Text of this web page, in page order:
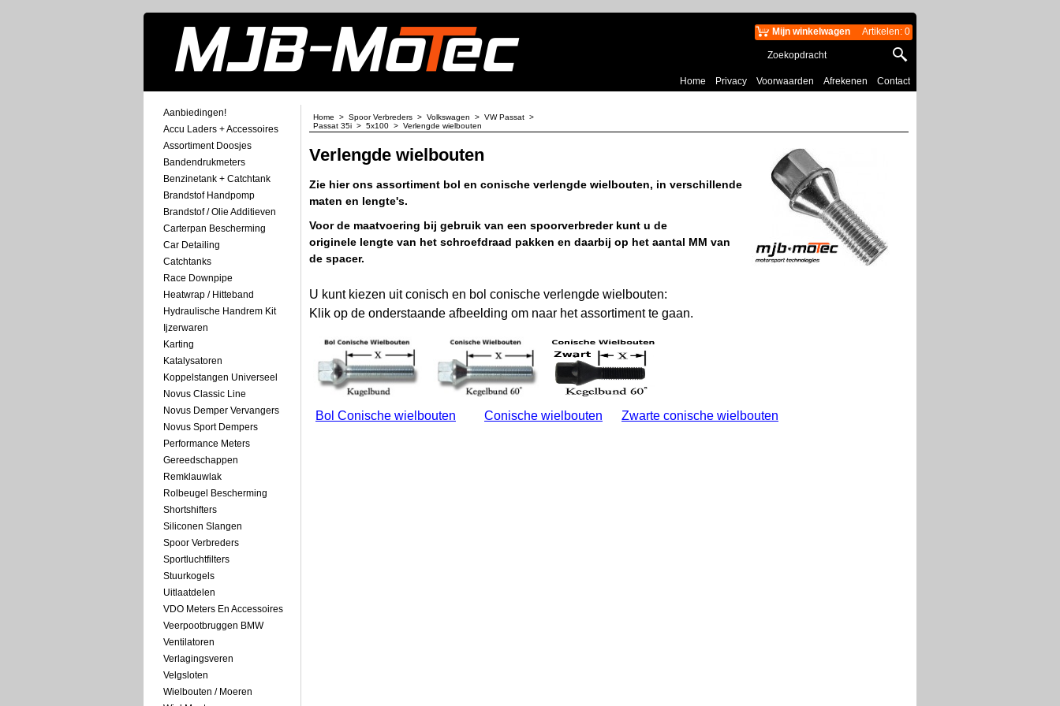
Mijn winkelwagen Artikelen: 0
Home Privacy Voorwaarden Afrekenen Contact
Aanbiedingen!
Accu Laders + Accessoires
Assortiment Doosjes
Bandendrukmeters
Benzinetank + Catchtank
Brandstof Handpomp
Brandstof / Olie Additieven
Carterpan Bescherming
Car Detailing
Catchtanks
Race Downpipe
Heatwrap / Hitteband
Hydraulische Handrem Kit
Ijzerwaren
Karting
Katalysatoren
Koppelstangen Universeel
Novus Classic Line
Novus Demper Vervangers
Novus Sport Dempers
Performance Meters
Gereedschappen
Remklauwlak
Rolbeugel Bescherming
Shortshifters
Siliconen Slangen
Spoor Verbreders
Sportluchtfilters
Stuurkogels
Uitlaatdelen
VDO Meters En Accessoires
Veerpootbruggen BMW
Ventilatoren
Verlagingsveren
Velgsloten
Wielbouten / Moeren
Home > Spoor Verbreders > Volkswagen > VW Passat >
Passat 35i > 5x100 > Verlengde wielbouten
Verlengde wielbouten
Zie hier ons assortiment bol en conische verlengde wielbouten, in verschillende
maten en lengte's.
Voor de maatvoering bij gebruik van een spoorverbreder kunt u de
originele lengte van het schroefdraad pakken en daarbij op het aantal MM van
de spacer.
U kunt kiezen uit conisch en bol conische verlengde wielbouten:
Klik op de onderstaande afbeelding om naar het assortiment te gaan.
Bol Conische wielbouten Conische wielbouten Zwarte conische wielbouten